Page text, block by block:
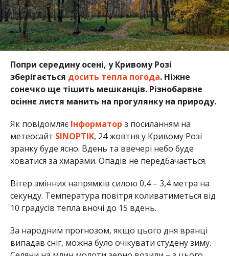
Попри середину осені, у Кривому Розі
зберігається досить тепла погода. Ніжне
сонечко ще тішить мешканців. Різнобарвне
осіннє листя манить на прогулянку на природу.
Як повідомляє Інформатор з посиланням на
метеосайт SINOPTIK, 24 жовтня у Кривому Розі
зранку буде ясно. Вдень та ввечері небо буде
ховатися за хмарами. Опадів не передбачається.
Вітер змінних напрямків силою 0,4 – 3,4 метра на
секунду. Температура повітря коливатиметься від
10 градусів тепла вночі до 15 вдень.
За народним прогнозом, якщо цього дня вранці
випадав сніг, можна було очікувати студену зиму.